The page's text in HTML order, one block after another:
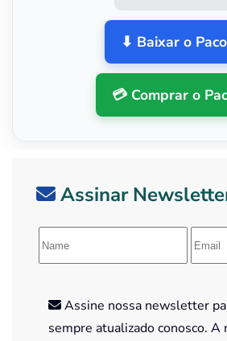
⬇ Baixar o
💳 Comprar o
Assinar
Assine nossa newsletter
sempre atualizado conosco.